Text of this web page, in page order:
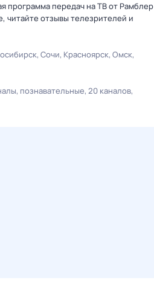
программа передач на ТВ от Рамблер
отзывы телезрителей и
Сочи Красноярск Омск
познавательные 20 каналов